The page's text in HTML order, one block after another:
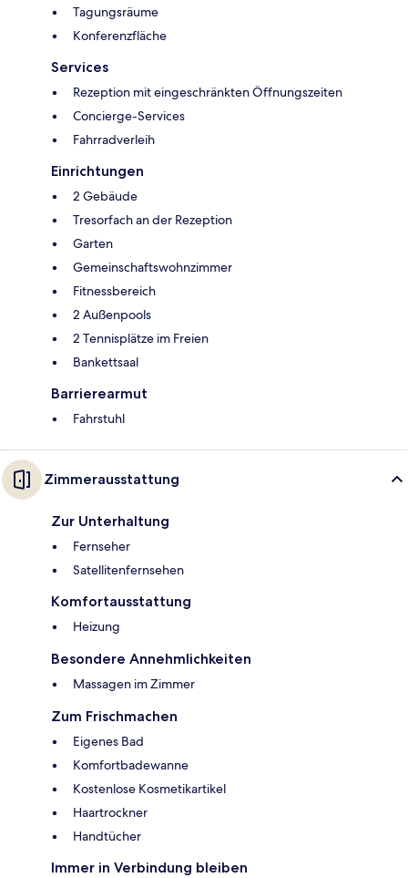
Tagungsräume
Konferenzfläche
Services
Rezeption mit eingeschränkten Öffnungszeiten
Concierge-Services
Fahrradverleih
Einrichtungen
2 Gebäude
Tresorfach an der Rezeption
Garten
Gemeinschaftswohnzimmer
Fitnessbereich
2 Außenpools
2 Tennisplätze im Freien
Bankettsaal
Barrierearmut
Fahrstuhl
Zimmerausstattung
Zur Unterhaltung
Fernseher
Satellitenfernsehen
Komfortausstattung
Heizung
Besondere Annehmlichkeiten
Massagen im Zimmer
Zum Frischmachen
Eigenes Bad
Komfortbadewanne
Kostenlose Kosmetikartikel
Haartrockner
Handtücher
Immer in Verbindung bleiben